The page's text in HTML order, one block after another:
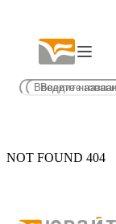
NOT FOUND 404